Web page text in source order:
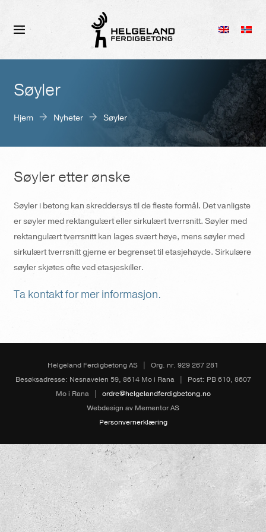
Søyler
Hjem Nyheter Søyler
Søyler etter ønske
Søyler i betong kan skreddersys til de fleste formål. Det vanligste
er søyler med rektangulært eller sirkulært tverrsnitt. Søyler med
rektangulært tverrsnitt kan lages svært høye, mens søyler med
sirkulært tverrsnitt gjerne er begrenset til etasjehøyde. Sirkulære
søyler skjøtes ofte ved etasjeskiller.
Ta kontakt for mer informasjon.
Helgeland Ferdigbetong AS
Org. nr. 929 267 281
Besøksadresse: Nesnaveien 59, 8614 Mo i Rana
Post: PB 610, 8607
Mo i Rana
ordre@helgelandferdigbetong.no
Webdesign av Mementor AS
Personvernerklæring